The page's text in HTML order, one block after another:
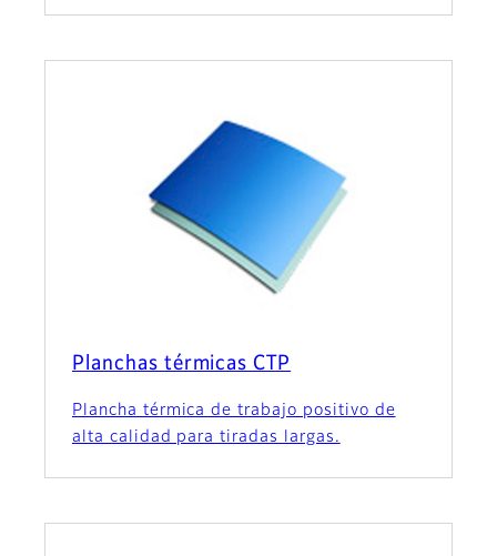
Planchas térmicas CTP
Plancha térmica de trabajo positivo de
alta calidad para tiradas largas.